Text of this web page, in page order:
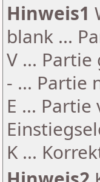
Hinweis1
blank ...
V ...
- ... Partie
E ...
K ...